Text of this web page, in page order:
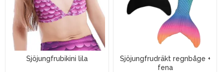
Sjöjungfrubikini lila
Sjöjungfrudräkt regnbåge +
fena